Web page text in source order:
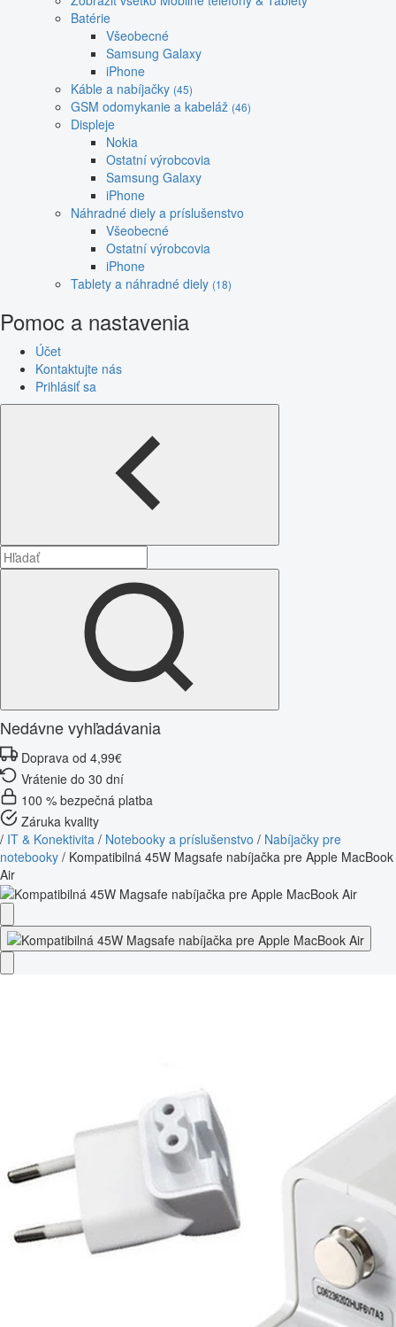
Batérie
Všeobecné
Samsung Galaxy
iPhone
Káble a nabíjačky (45)
GSM odomykanie a kabeláž (46)
Displeje
Nokia
Ostatní výrobcovia
Samsung Galaxy
iPhone
Náhradné diely a príslušenstvo
Všeobecné
Ostatní výrobcovia
iPhone
Tablety a náhradné diely (18)
Pomoc a nastavenia
Účet
Kontaktujte nás
Prihlásiť sa
Nedávne vyhľadávania
Doprava od 4,99€
Vrátenie do 30 dní
100 % bezpečná platba
Záruka kvality
/ IT & Konektivita / Notebooky a príslušenstvo / Nabíjačky pre
notebooky / Kompatibilná 45W Magsafe nabíjačka pre Apple MacBook
Air